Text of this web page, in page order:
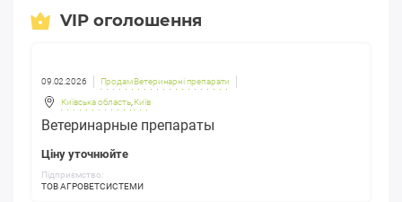
VIP оголошення
09.02.2026 Продам Ветеринарні препарати
Київська область, Київ
Ветеринарные препараты
Ціну уточнюйте
Підприємство:
ТОВ АГРОВЕТСИСТЕМИ